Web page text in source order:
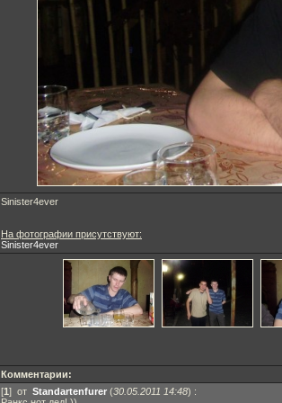
Sinister4ever
На фотографии присутствуют:
Sinister4ever
Комментарии:
[1] от Standartenfurer (30.05.2011 14:48) :